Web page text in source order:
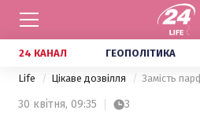
24 КАНАЛ ГЕОПОЛІТИКА
Life Цікаве дозвілля
30 квітня, 09:35 3